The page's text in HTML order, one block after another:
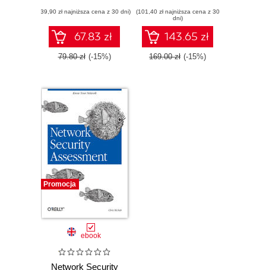
(39,90 zł najniższa cena z 30 dni)
67.83 zł
79.80 zł (-15%)
(101,40 zł najniższa cena z 30
dni)
143.65 zł
169.00 zł (-15%)
Promocja
ebook
Network Security